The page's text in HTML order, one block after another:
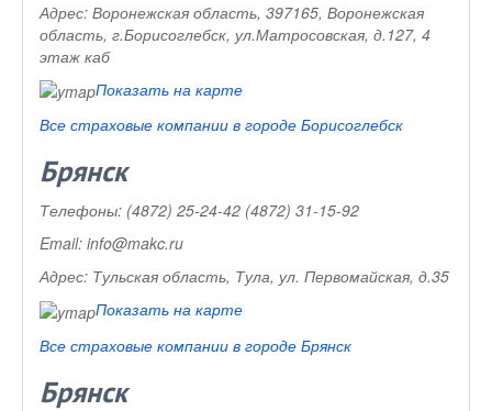
Адрес: Воронежская область, 397165, Воронежская
область, г.Борисоглебск, ул.Матросовская, д.127, 4
этаж каб
Показать на карте
Все страховые компании в городе Борисоглебск
Брянск
Телефоны: (4872) 25-24-42 (4872) 31-15-92
Email: info@makc.ru
Адрес: Тульская область, Тула, ул. Первомайская, д.35
Показать на карте
Все страховые компании в городе Брянск
Брянск